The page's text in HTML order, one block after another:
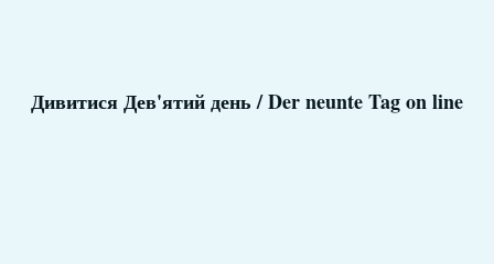
Дивитися Дев'ятий день / Der neunte Tag on line